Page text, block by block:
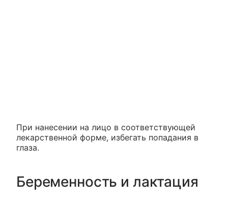
При нанесении на лицо в соответствующей
лекарственной форме, избегать попадания в
глаза.
Беременность и лактация